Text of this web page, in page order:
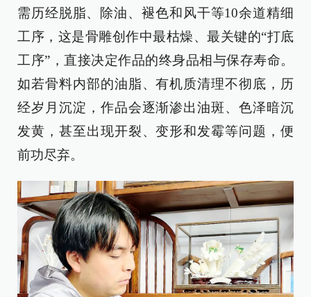
需历经脱脂、除油、褪色和风干等10余道精细
工序，这是骨雕创作中最枯燥、最关键的“打底
工序”，直接决定作品的终身品相与保存寿命。
如若骨料内部的油脂、有机质清理不彻底，历
经岁月沉淀，作品会逐渐渗出油斑、色泽暗沉
发黄，甚至出现开裂、变形和发霉等问题，便
前功尽弃。